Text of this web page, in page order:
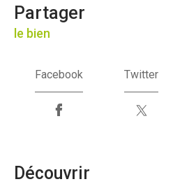
partager
le bien
Facebook Twitter
découvrir